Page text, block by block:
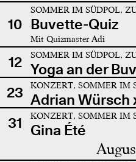
10
SOMMER IM SÜDPOL,
Buvette-Quiz
Mit Quizmaster Adi
12 SOMMER IM SÜDPOL,
Yoga an der
23
KONZERT, SOMMER IM
Adrian Würsch
31
KONZERT, SOMMER IM
Gina Été